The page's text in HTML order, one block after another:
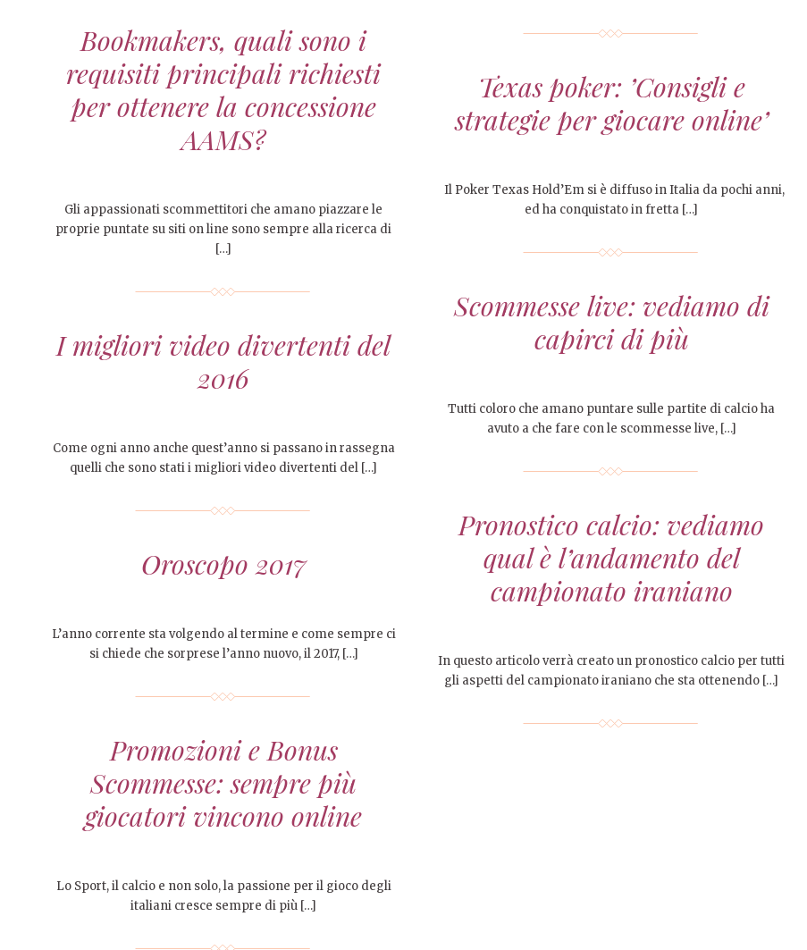
Bookmakers, quali sono i
requisiti principali richiesti
per ottenere la concessione
AAMS?
Gli appassionati scommettitori che amano piazzare le
proprie puntate su siti on line sono sempre alla ricerca di
[…]
Texas poker: ’Consigli e
strategie per giocare online’
Il Poker Texas Hold’Em si è diffuso in Italia da pochi anni,
ed ha conquistato in fretta […]
Scommesse live: vediamo di
capirci di più
Tutti coloro che amano puntare sulle partite di calcio ha
avuto a che fare con le scommesse live, […]
I migliori video divertenti del
2016
Come ogni anno anche quest’anno si passano in rassegna
quelli che sono stati i migliori video divertenti del […]
Pronostico calcio: vediamo
qual è l’andamento del
campionato iraniano
In questo articolo verrà creato un pronostico calcio per tutti
gli aspetti del campionato iraniano che sta ottenendo […]
Oroscopo 2017
L’anno corrente sta volgendo al termine e come sempre ci
si chiede che sorprese l’anno nuovo, il 2017, […]
Promozioni e Bonus
Scommesse: sempre più
giocatori vincono online
Lo Sport, il calcio e non solo, la passione per il gioco degli
italiani cresce sempre di più […]